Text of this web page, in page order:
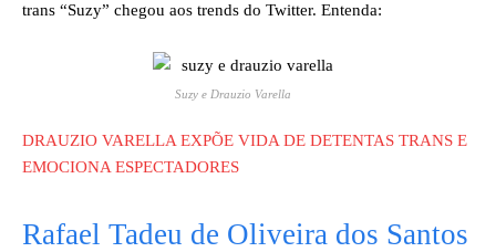
trans “Suzy” chegou aos trends do Twitter. Entenda:
Suzy e Drauzio Varella
DRAUZIO VARELLA EXPÕE VIDA DE DETENTAS TRANS E
EMOCIONA ESPECTADORES
Rafael Tadeu de Oliveira dos Santos